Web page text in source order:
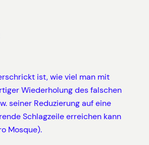
ist, wie viel man mit
Wiederholung des falschen
seiner Reduzierung auf eine
Schlagzeile erreichen kann
Mosque).